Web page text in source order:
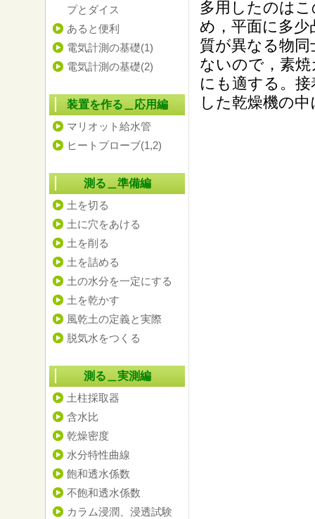
多用したのは
め，平面に多
質が異なる物
ないので，素
にも適する。
した乾燥機の
プとダイス
あると便利
電気計測の基礎(1)
電気計測の基礎(2)
装置を作る＿応用編
マリオット給水管
ヒートプローブ(1,2)
測る＿準備編
土を切る
土に穴をあける
土を削る
土を詰める
土の水分を一定にする
土を乾かす
風乾土の定義と実際
脱気水をつくる
測る＿実測編
土柱採取器
含水比
乾燥密度
水分特性曲線
飽和透水係数
不飽和透水係数
カラム浸潤、浸透試験